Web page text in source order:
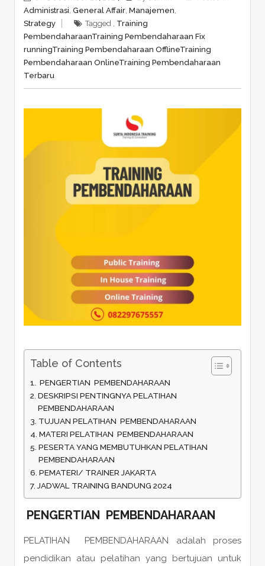
Administrasi, General Affair, Manajemen,
Strategy
Tagged , Training
PembendaharaanTraining Pembendaharaan Fix
runningTraining Pembendaharaan OfflineTraining
Pembendaharaan OnlineTraining Pembendaharaan
Terbaru
Table of Contents
PENGERTIAN PEMBENDAHARAAN
DESKRIPSI PENTINGNYA PELATIHAN
PEMBENDAHARAAN
TUJUAN PELATIHAN PEMBENDAHARAAN
MATERI PELATIHAN PEMBENDAHARAAN
PESERTA YANG MEMBUTUHKAN PELATIHAN
PEMBENDAHARAAN
PEMATERI/ TRAINER JAKARTA
JADWAL TRAINING BANDUNG 2024
PENGERTIAN PEMBENDAHARAAN
PELATIHAN PEMBENDAHARAAN adalah proses
pendidikan atau pelatihan yang bertujuan untuk